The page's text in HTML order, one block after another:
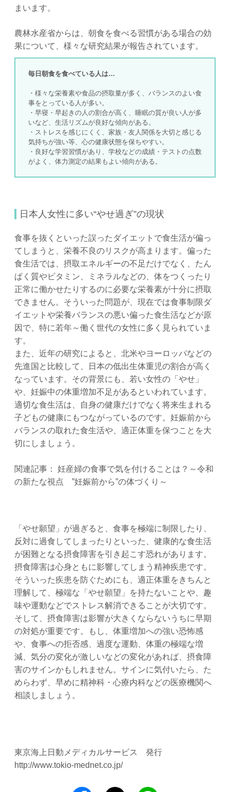
まいます。
農林水産省からは、朝食を食べる習慣がある場合の効
果について、様々な研究結果が報告されています。
毎日朝食を食べている人は…
・様々な栄養素や食品の摂取量が多く、バランスのよい食
事をとっている人が多い。
・早寝・早起きの人の割合が高く、睡眠の質が良い人が多
いなど、生活リズムが良好な傾向がある。
・ストレスを感じにくく、家族・友人関係を大切と感じる
気持ちが強い等、心の健康状態を保ちやすい。
・良好な学習習慣があり、学校などの成績・テストの点数
がよく、体力測定の結果もよい傾向がある。
日本人女性に多い“やせ過ぎ”の現状
食事を抜くといった誤ったダイエットで食生活が偏っ
てしまうと、栄養不良のリスクが高まります。偏った
食生活では、摂取エネルギーの不足だけでなく、たん
ぱく質やビタミン、ミネラルなどの、体をつくったり
正常に働かせたりするのに必要な栄養素が十分に摂取
できません。そういった問題が、現在では食事制限ダ
イエットや栄養バランスの悪い偏った食生活などが原
因で、特に若年～働く世代の女性に多く見られていま
す。
また、近年の研究によると、北米やヨーロッパなどの
先進国と比較して、日本の低出生体重児の割合が高く
なっています。その背景にも、若い女性の「やせ」
や、妊娠中の体重増加不足があるといわれています。
適切な食生活は、自身の健康だけでなく将来生まれる
子どもの健康にもつながっているのです。妊娠前から
バランスの取れた食生活や、適正体重を保つことを大
切にしましょう。
関連記事： 妊産婦の食事で気を付けることは？～令和
の新たな視点 ”妊娠前から”の体づくり～
「やせ願望」が過ぎると、食事を極端に制限したり、
反対に過食してしまったりといった、健康的な食生活
が困難となる摂食障害を引き起こす恐れがあります。
摂食障害は心身ともに影響してしまう精神疾患です。
そういった疾患を防ぐためにも、適正体重をきちんと
理解して、極端な「やせ願望」を持たないことや、趣
味や運動などでストレス解消できることが大切です。
そして、摂食障害は影響が大きくならないうちに早期
の対処が重要です。もし、体重増加への強い恐怖感
や、食事への拒否感、過度な運動、体重の極端な増
減、気分の変化が激しいなどの変化があれば、摂食障
害のサインかもしれません。サインに気付いたら、た
めらわず、早めに精神科・心療内科などの医療機関へ
相談しましょう。
東京海上日動メディカルサービス 発行
http://www.tokio-mednet.co.jp/